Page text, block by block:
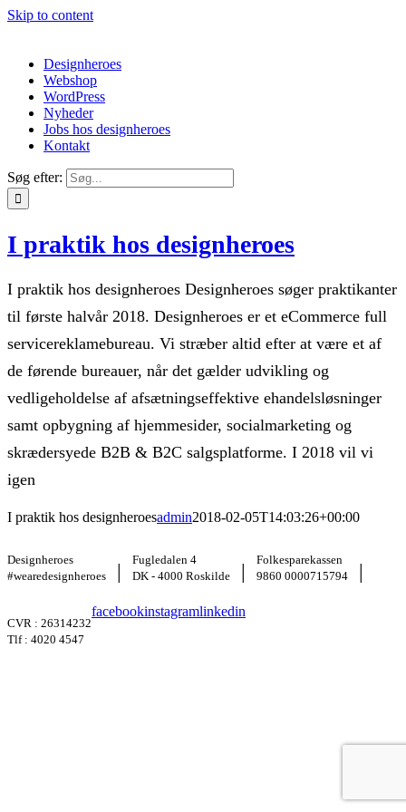
Skip to content
Designheroes
Webshop
WordPress
Nyheder
Jobs hos designheroes
Kontakt
Søg efter:
I praktik hos designheroes
I praktik hos designheroes Designheroes søger praktikanter
til første halvår 2018. Designheroes er et eCommerce full
servicereklamebureau. Vi stræber altid efter at være et af
de førende bureauer, når det gælder udvikling og
vedligeholdelse af afsætningseffektive ehandelsløsninger
samt opbygning af hjemmesider, socialmarketing og
skrædersyede B2B & B2C salgsplatforme. I 2018 vil vi
igen
I praktik hos designheroesadmin2018-02-05T14:03:26+00:00
Designheroes
#wearedesignheroes
|
Fugledalen 4
DK - 4000 Roskilde
|
Folkesparekassen
9860 0000715794
|
CVR : 26314232
Tlf : 4020 4547
facebookinstagramlinkedin